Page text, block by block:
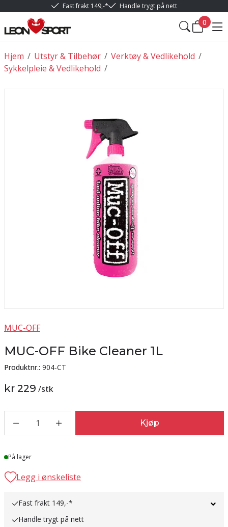
Fast frakt 149,-* Handle trygt på nett
0
/
Hjem /
Utstyr & Tilbehør /
Verktøy & Vedlikehold
/
Sykkelpleie & Vedlikehold
MUC-OFF
MUC-OFF Bike Cleaner 1L
Produktnr.: 904-CT
kr 229 /stk
1 Kjøp
Lager
På lager
Legg i ønskeliste
Fast frakt 149,-*
Handle trygt på nett